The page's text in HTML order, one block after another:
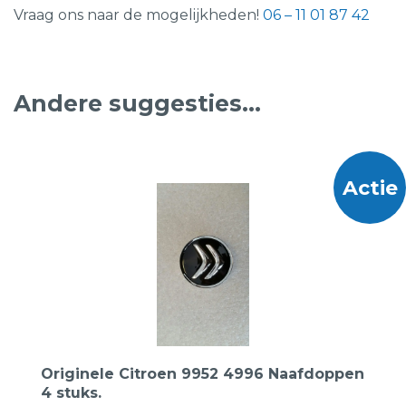
Vraag ons naar de mogelijkheden! 06 – 11 01 87 42
Andere suggesties…
Actie
Originele Citroen 9952 4996 Naafdoppen
4 stuks.